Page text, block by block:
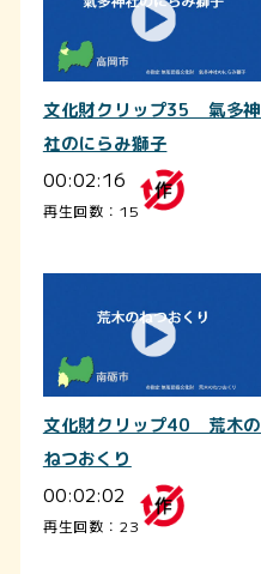
文化財クリップ35 氣多神
社のにらみ獅子
00:02:16
再生回数：15
文化財クリップ40 荒木の
ねつおくり
00:02:02
再生回数：23